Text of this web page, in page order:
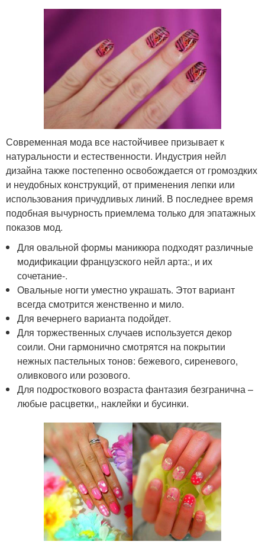
Современная мода все настойчивее призывает к
натуральности и естественности. Индустрия нейл
дизайна также постепенно освобождается от громоздких
и неудобных конструкций, от применения лепки или
использования причудливых линий. В последнее время
подобная вычурность приемлема только для эпатажных
показов мод.
Для овальной формы маникюра подходят различные
модификации французского нейл арта:, и их
сочетание-.
Овальные ногти уместно украшать. Этот вариант
всегда смотрится женственно и мило.
Для вечернего варианта подойдет.
Для торжественных случаев используется декор
соили. Они гармонично смотрятся на покрытии
нежных пастельных тонов: бежевого, сиреневого,
оливкового или розового.
Для подросткового возраста фантазия безгранична –
любые расцветки,, наклейки и бусинки.